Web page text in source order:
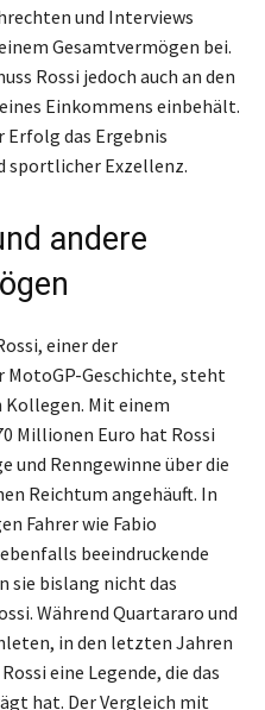
und Interviews
Gesamtvermögen bei.
Rossi jedoch auch an den
Einkommens einbehält.
das Ergebnis
sportlicher Exzellenz.
andere
einer der
Geschichte, steht
Mit einem
Millionen Euro hat Rossi
und Renngewinne über die
Reichtum angehäuft. In
Fahrer wie Fabio
beeindruckende
sie bislang nicht das
Während Quartararo und
in den letzten Jahren
eine Legende, die das
hat. Der Vergleich mit